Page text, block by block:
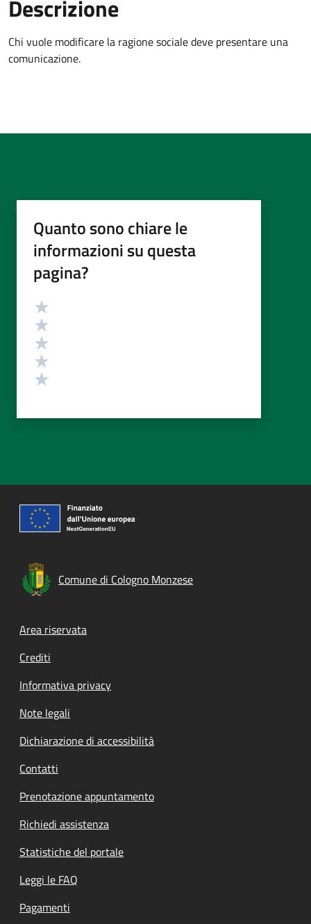
Descrizione
Chi vuole modificare la ragione sociale deve presentare una
comunicazione.
Quanto sono chiare le
informazioni su questa
pagina?
Valutazione
Comune di Cologno Monzese
Footer menu
Area riservata
Crediti
Informativa privacy
Note legali
Dichiarazione di accessibilità
Contatti
Prenotazione appuntamento
Richiedi assistenza
Statistiche del portale
Leggi le FAQ
Pagamenti